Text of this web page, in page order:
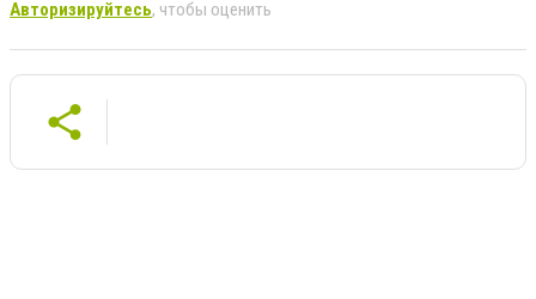
Авторизируйтесь, чтобы оценить